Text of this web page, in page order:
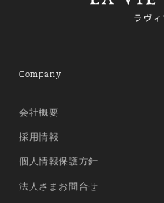
Company
会社概要
採用情報
個人情報保護方針
法人さまお問合せ